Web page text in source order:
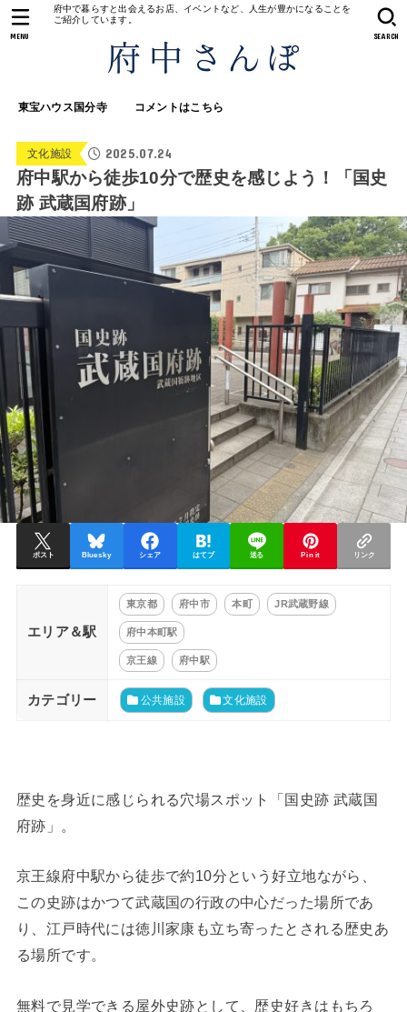
府中で暮らすと出会えるお店、イベントなど、人生が豊かになることを
ご紹介しています。
東宝ハウス国分寺 コメントはこちら
SEARCH
MENU
文化施設 2025.07.24
府中駅から徒歩10分で歴史を感じよう！「国史
跡 武蔵国府跡」
ポスト Bluesky シェア はてブ 送る Pin it リンク
エリア＆駅
東京都 府中市 本町 JR武蔵野線
府中本町駅
京王線 府中駅
カテゴリー 公共施設 文化施設
歴史を身近に感じられる穴場スポット「国史跡 武蔵国
府跡」。
京王線府中駅から徒歩で約10分という好立地ながら、
この史跡はかつて武蔵国の行政の中心だった場所であ
り、江戸時代には徳川家康も立ち寄ったとされる歴史あ
る場所です。
無料で見学できる屋外史跡として、歴史好きはもちろ